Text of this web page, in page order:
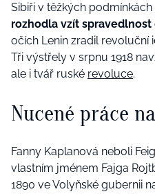
Sibiři v těžkých
rozhodla vzít
očích Lenin zradil revoluční
Tři výstřely v srpnu 1918
ale i tvář ruské revoluce.
Nucené práce
Fanny Kaplanová neboli
vlastním jménem Fajga
1890 ve Volyňské gubernii